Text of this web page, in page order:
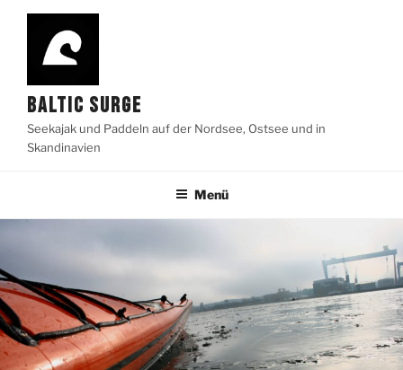
Zum
springen
BALTIC SURGE
Seekajak und Paddeln auf der Nordsee, Ostsee und in
Skandinavien
Menü